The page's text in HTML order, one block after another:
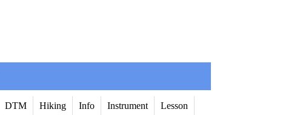
DTM Hiking Info Instrument
Lesson